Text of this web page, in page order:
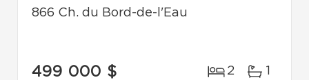
866 Ch. du Bord-de-l'Eau
499 000 $ 2 1